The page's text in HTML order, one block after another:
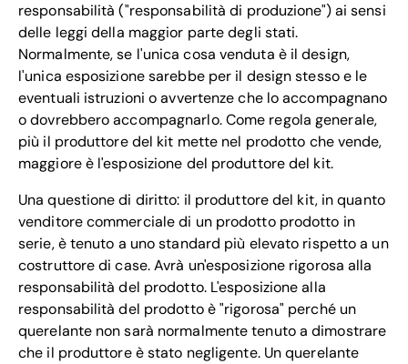
responsabilità ("responsabilità di produzione") ai sensi
delle leggi della maggior parte degli stati.
Normalmente, se l'unica cosa venduta è il design,
l'unica esposizione sarebbe per il design stesso e le
eventuali istruzioni o avvertenze che lo accompagnano
o dovrebbero accompagnarlo. Come regola generale,
più il produttore del kit mette nel prodotto che vende,
maggiore è l'esposizione del produttore del kit.
Una questione di diritto: il produttore del kit, in quanto
venditore commerciale di un prodotto prodotto in
serie, è tenuto a uno standard più elevato rispetto a un
costruttore di case. Avrà un'esposizione rigorosa alla
responsabilità del prodotto. L'esposizione alla
responsabilità del prodotto è "rigorosa" perché un
querelante non sarà normalmente tenuto a dimostrare
che il produttore è stato negligente. Un querelante